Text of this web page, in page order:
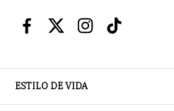
ESTILO DE VIDA